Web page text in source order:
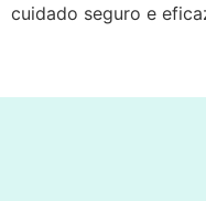
cuidado seguro e